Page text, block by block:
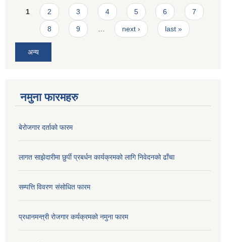
Pages
1 2 3 4 5 6 7
8 9 next › last »
अन्य
नमुना फारमहरु
बेरोजगार दर्ताको फारम
लागत साझेदारीमा छुर्पी प्रबर्धन कार्यक्रमको लागि निवेदनको ढाँचा
सम्पत्ति विवरण संसोधित फारम
प्रधानमन्त्री रोजगार कर्यक्रमको नमुना फारम